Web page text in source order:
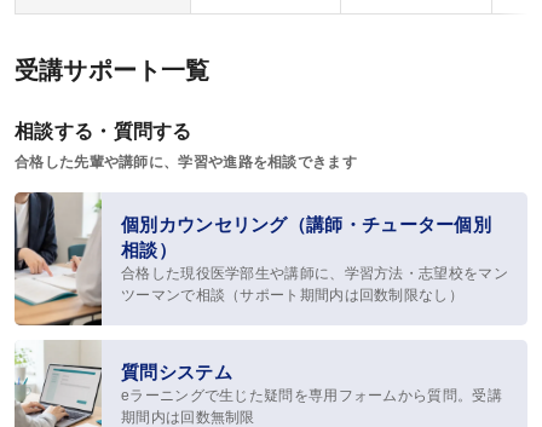
講座説明動画
講義サンプル動画
合格実績
合格体験記
合格者インタビュー
模試・テスト
公開模試
受講サポート一覧
相談する・質問する
合格した先輩や講師に、学習や進路を相談できます
個別カウンセリング（講師・チューター個別
相談）
合格した現役医学部生や講師に、学習方法・志望校をマン
ツーマンで相談（サポート期間内は回数制限なし）
質問システム
eラーニングで生じた疑問を専用フォームから質問。受講
期間内は回数無制限